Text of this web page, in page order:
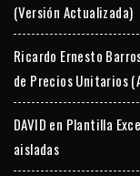
(Versión Actualizada)
Ricardo Ernesto
de Precios Unitarios
DAVID en Plantilla
aisladas